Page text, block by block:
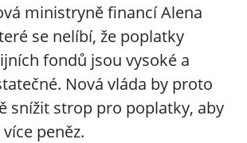
ministryně financí Alena
se nelíbí, že poplatky
fondů jsou vysoké a
Nová vláda by proto
snížit strop pro poplatky, aby
peněz.